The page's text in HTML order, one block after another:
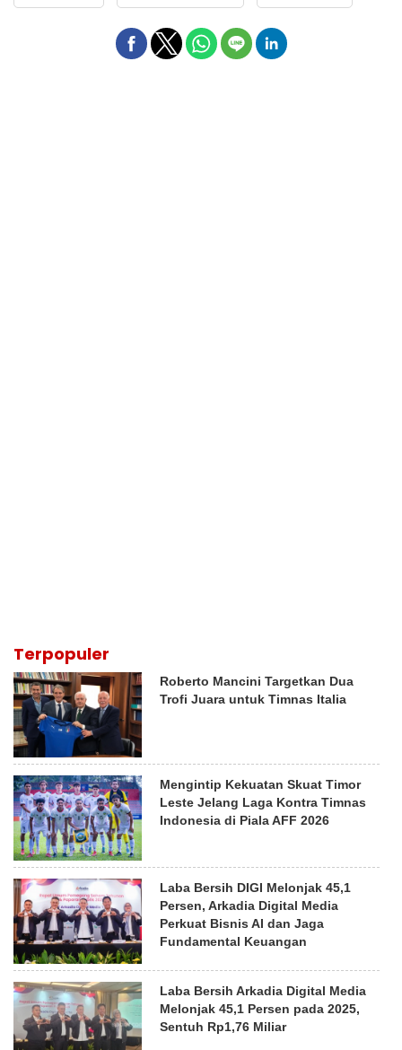
Terpopuler
Roberto Mancini Targetkan Dua
Trofi Juara untuk Timnas Italia
Mengintip Kekuatan Skuat Timor
Leste Jelang Laga Kontra Timnas
Indonesia di Piala AFF 2026
Laba Bersih DIGI Melonjak 45,1
Persen, Arkadia Digital Media
Perkuat Bisnis AI dan Jaga
Fundamental Keuangan
Laba Bersih Arkadia Digital Media
Melonjak 45,1 Persen pada 2025,
Sentuh Rp1,76 Miliar